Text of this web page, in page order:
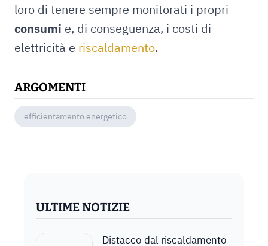
loro di tenere sempre monitorati i propri
consumi e, di conseguenza, i costi di
elettricità e riscaldamento.
ARGOMENTI
efficientamento energetico
ULTIME NOTIZIE
Distacco dal riscaldamento